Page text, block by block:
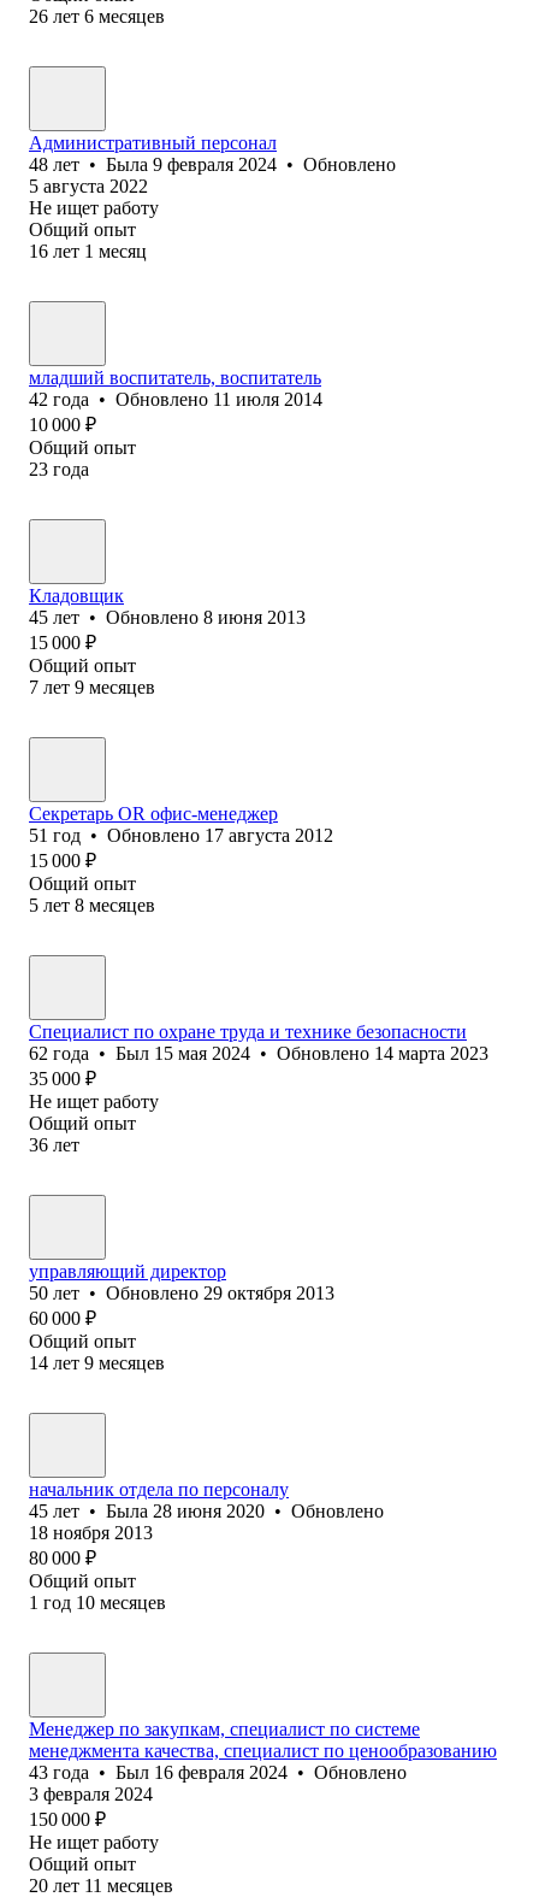
26 лет 6 месяцев
Административный персонал
48 лет • Была 9 февраля 2024 • Обновлено
5 августа 2022
Не ищет работу
Общий опыт
16 лет 1 месяц
младший воспитатель, воспитатель
42 года • Обновлено 11 июля 2014
10 000 ₽
Общий опыт
23 года
Кладовщик
45 лет • Обновлено 8 июня 2013
15 000 ₽
Общий опыт
7 лет 9 месяцев
Секретарь OR офис-менеджер
51 год • Обновлено 17 августа 2012
15 000 ₽
Общий опыт
5 лет 8 месяцев
Специалист по охране труда и технике безопасности
62 года • Был 15 мая 2024 • Обновлено 14 марта 2023
35 000 ₽
Не ищет работу
Общий опыт
36 лет
управляющий директор
50 лет • Обновлено 29 октября 2013
60 000 ₽
Общий опыт
14 лет 9 месяцев
начальник отдела по персоналу
45 лет • Была 28 июня 2020 • Обновлено
18 ноября 2013
80 000 ₽
Общий опыт
1 год 10 месяцев
Менеджер по закупкам, специалист по системе
менеджмента качества, специалист по ценообразованию
43 года • Был 16 февраля 2024 • Обновлено
3 февраля 2024
150 000 ₽
Не ищет работу
Общий опыт
20 лет 11 месяцев